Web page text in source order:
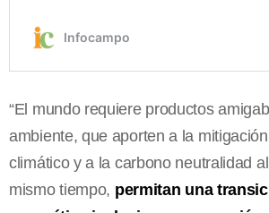
“El mundo requiere productos
ambiente, que aporten a la
climático y a la carbono neutralidad
mismo tiempo, permitan una